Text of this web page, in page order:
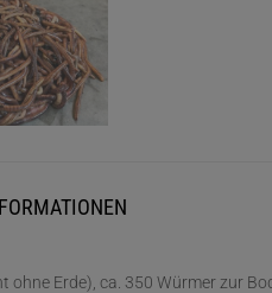
Erde), ca. 350 Würmer zur